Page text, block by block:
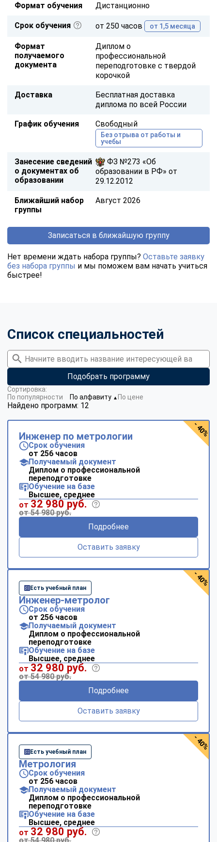
Формат обучения Дистанционно
Срок обучения от 250 часов от 1,5 месяца
Формат
получаемого
документа
Диплом о
профессиональной
переподготовке с твердой
корочкой
Доставка
Бесплатная доставка
диплома по всей России
График обучения Свободный
Без отрыва от работы и
учебы
Занесение сведений
о документах об
образовании
ФЗ №273 «Об
образовании в РФ» от
29.12.2012
Ближайший набор
группы
Август 2026
Записаться в ближайшую группу
Нет времени ждать набора группы? Оставьте заявку
без набора группы и мы поможем вам начать учиться
быстрее!
Список специальностей
Подобрать программу
Найдено программ: 12
Сортировка:
По популярности
По алфавиту ▼ По цене
Инженер по метрологии
Срок обучения
от 256 часов
Получаемый документ
Диплом о профессиональной
переподготовке
Обучение на базе
Высшее, среднее
от 32 980 руб.
от 54 980 руб.
Подробнее
Оставить заявку
- 40%
Есть учебный план
Инженер-метролог
Срок обучения
от 256 часов
Получаемый документ
Диплом о профессиональной
переподготовке
Обучение на базе
Высшее, среднее
от 32 980 руб.
от 54 980 руб.
Подробнее
Оставить заявку
- 40%
Есть учебный план
Метрология
Срок обучения
от 256 часов
Получаемый документ
Диплом о профессиональной
переподготовке
Обучение на базе
Высшее, среднее
от 32 980 руб.
- 40%